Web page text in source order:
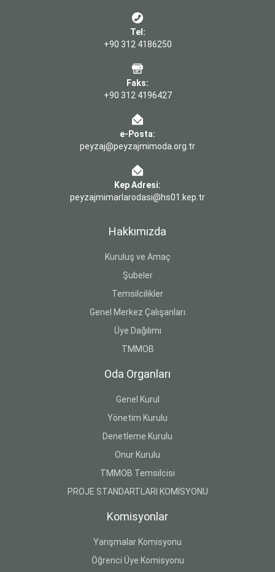
Tel:
+90 312 4186250
Faks:
+90 312 4196427
e-Posta:
peyzaj@peyzajmimoda.org.tr
Kep Adresi:
peyzajmimarlarodasi@hs01.kep.tr
Hakkımızda
Kuruluş ve Amaç
Şubeler
Temsilcilikler
Genel Merkez Çalışanları
Üye Dağılımı
TMMOB
Oda Organları
Genel Kurul
Yönetim Kurulu
Denetleme Kurulu
Onur Kurulu
TMMOB Temsilcisi
PROJE STANDARTLARI KOMİSYONU
Komisyonlar
Yarışmalar Komisyonu
Öğrenci Üye Komisyonu